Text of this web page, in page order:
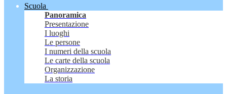
Scuola
Panoramica
Presentazione
I luoghi
Le persone
I numeri della scuola
Le carte della scuola
Organizzazione
La storia